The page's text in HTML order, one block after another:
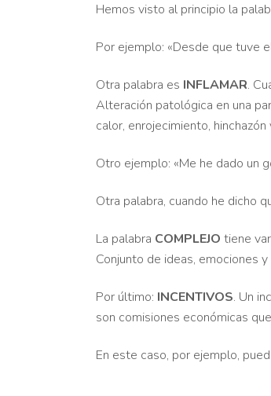
Hemos visto al principio la
Por ejemplo: «Desde que tuve
Otra palabra es INFLAMAR.
Alteración patológica en una
calor, enrojecimiento, hinchazón
Otro ejemplo: «Me he dado un
Otra palabra, cuando he dicho
La palabra COMPLEJO tiene
Conjunto de ideas, emociones
Por último: INCENTIVOS. Un
son comisiones económicas
En este caso, por ejemplo,